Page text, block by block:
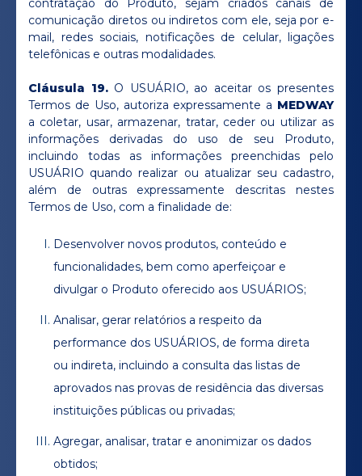
contratação do Produto, sejam criados canais de
comunicação diretos ou indiretos com ele, seja por e-
mail, redes sociais, notificações de celular, ligações
telefônicas e outras modalidades.
Cláusula 19. O USUÁRIO, ao aceitar os presentes
Termos de Uso, autoriza expressamente a MEDWAY
a coletar, usar, armazenar, tratar, ceder ou utilizar as
informações derivadas do uso de seu Produto,
incluindo todas as informações preenchidas pelo
USUÁRIO quando realizar ou atualizar seu cadastro,
além de outras expressamente descritas nestes
Termos de Uso, com a finalidade de:
Desenvolver novos produtos, conteúdo e
funcionalidades, bem como aperfeiçoar e
divulgar o Produto oferecido aos USUÁRIOS;
Analisar, gerar relatórios a respeito da
performance dos USUÁRIOS, de forma direta
ou indireta, incluindo a consulta das listas de
aprovados nas provas de residência das diversas
instituições públicas ou privadas;
Agregar, analisar, tratar e anonimizar os dados
obtidos;